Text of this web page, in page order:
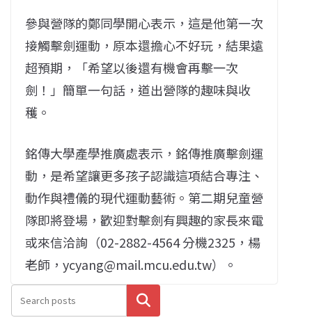
參與營隊的鄭同學開心表示，這是他第一次
接觸擊劍運動，原本還擔心不好玩，結果遠
超預期，「希望以後還有機會再擊一次
劍！」簡單一句話，道出營隊的趣味與收
穫。
銘傳大學產學推廣處表示，銘傳推廣擊劍運
動，是希望讓更多孩子認識這項結合專注、
動作與禮儀的現代運動藝術。第二期兒童營
隊即將登場，歡迎對擊劍有興趣的家長來電
或來信洽詢（02-2882-4564 分機2325，楊
老師，ycyang@mail.mcu.edu.tw）。
搜尋